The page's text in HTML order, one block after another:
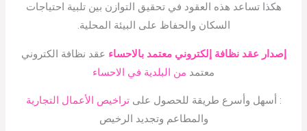
هكذا تساعد هذه العقود في تحقيق التوازن بين تلبية احتياجات
السكان والحفاظ على البيئة المحلية.
إصدار عقد نظافة إلكتروني معتمد بالاحساء عقد نظافة الكتروني
معتمد من البلدية في الاحساء
: أسهل وأسرع طريقة للحصول علىتراخيص الأعمال التجارية
والمطاعم وتجديد الرخيص